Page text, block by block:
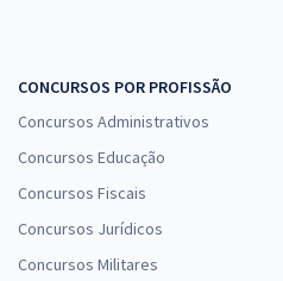
CONCURSOS POR PROFISSÃO
Concursos Administrativos
Concursos Educação
Concursos Fiscais
Concursos Jurídicos
Concursos Militares